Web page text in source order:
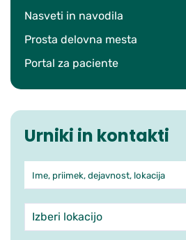
Nasveti in navodila
Prosta delovna mesta
Portal za paciente
Urniki in kontakti
Iskanje po
Ime, priimek, dejavnost, lokacija
Enota